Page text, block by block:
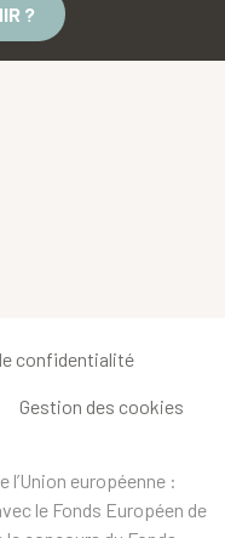
?
confidentialité
Gestion des cookies
européenne :
le Fonds Européen de